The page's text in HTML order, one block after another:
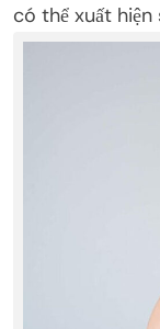
có thể xuất